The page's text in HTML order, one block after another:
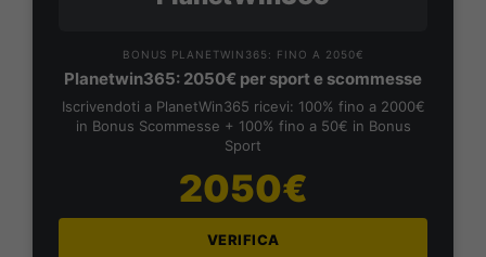
BONUS PLANETWIN365: FINO A 2050€
Planetwin365: 2050€ per sport e scommesse
Iscrivendoti a PlanetWin365 ricevi: 100% fino a 2000€
in Bonus Scommesse + 100% fino a 50€ in Bonus
Sport
2050€
VERIFICA